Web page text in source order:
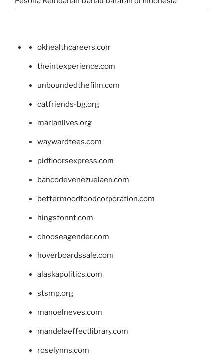
okhealthcareers.com
theintexperience.com
unboundedthefilm.com
catfriends-bg.org
marianlives.org
waywardtees.com
pidfloorsexpress.com
bancodevenezuelaen.com
bettermoodfoodcorporation.com
hingstonnt.com
chooseagender.com
hoverboardssale.com
alaskapolitics.com
stsmp.org
manoelneves.com
mandelaeffectlibrary.com
roselynns.com